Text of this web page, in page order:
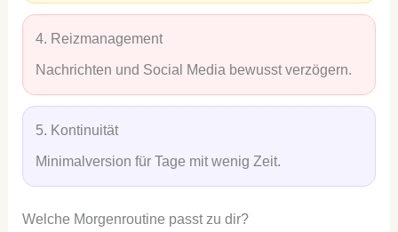
4. Reizmanagement
Nachrichten und Social Media bewusst verzögern.
5. Kontinuität
Minimalversion für Tage mit wenig Zeit.
Welche Morgenroutine passt zu dir?